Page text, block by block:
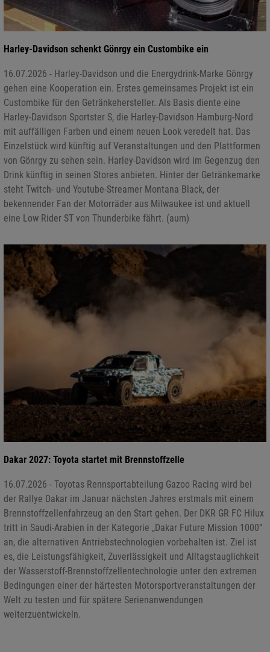
Harley-Davidson schenkt Gönrgy ein Custombike ein
16.07.2026 - Harley-Davidson und die Energydrink-Marke Gönrgy
gehen eine Kooperation ein. Erstes gemeinsames Projekt ist ein
Custombike für den Getränkehersteller. Als Basis diente eine
Harley-Davidson Sportster S, die Harley-Davidson Hamburg-Nord
mit auffälligen Farben und einem neuen Look veredelt hat. Das
Einzelstück wird künftig auf Veranstaltungen und den Plattformen
von Gönrgy zu sehen sein. Harley-Davidson wird im Gegenzug den
Drink künftig in seinen Stores anbieten. Hinter der Getränkemarke
steht Twitch- und Youtube-Streamer Montana Black, der
bekennender Fan der Motorräder aus Milwaukee ist und aktuell
eine Low Rider ST von Thunderbike fährt. (aum)
Dakar 2027: Toyota startet mit Brennstoffzelle
16.07.2026 - Toyotas Rennsportabteilung Gazoo Racing wird bei
der Rallye Dakar im Januar nächsten Jahres erstmals mit einem
Brennstoffzellenfahrzeug an den Start gehen. Der DKR GR FC Hilux
tritt in Saudi-Arabien in der Kategorie „Dakar Future Mission 1000“
an, die alternativen Antriebstechnologien vorbehalten ist. Ziel ist
es, die Leistungsfähigkeit, Zuverlässigkeit und Alltagstauglichkeit
der Wasserstoff-Brennstoffzellentechnologie unter den extremen
Bedingungen einer der härtesten Motorsportveranstaltungen der
Welt zu testen und für spätere Serienanwendungen
weiterzuentwickeln.